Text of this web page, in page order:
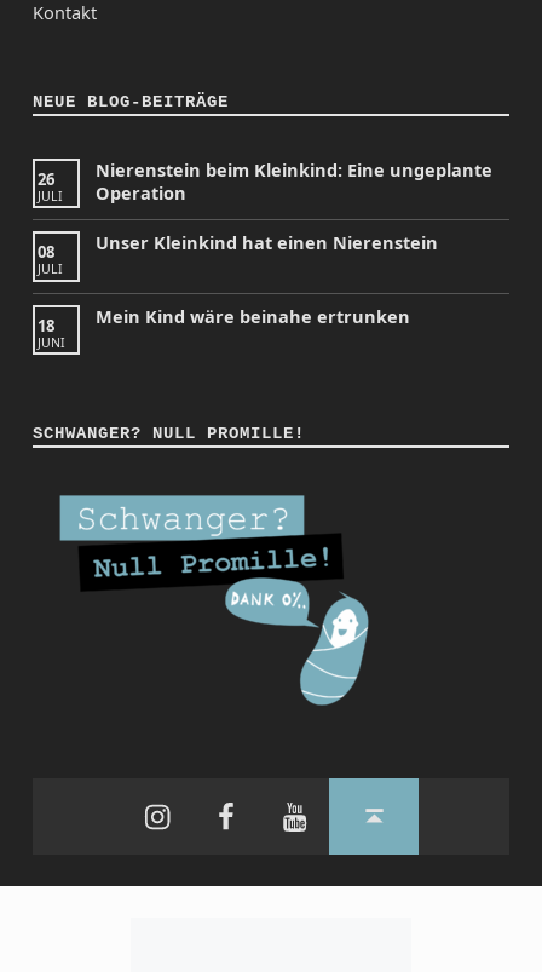
Kontakt
NEUE BLOG-BEITRÄGE
26
JULI
Nierenstein beim Kleinkind: Eine ungeplante
Operation
08
JULI
Unser Kleinkind hat einen Nierenstein
18
JUNI
Mein Kind wäre beinahe ertrunken
SCHWANGER? NULL PROMILLE!
FacebookYouTubeBack to top ↑